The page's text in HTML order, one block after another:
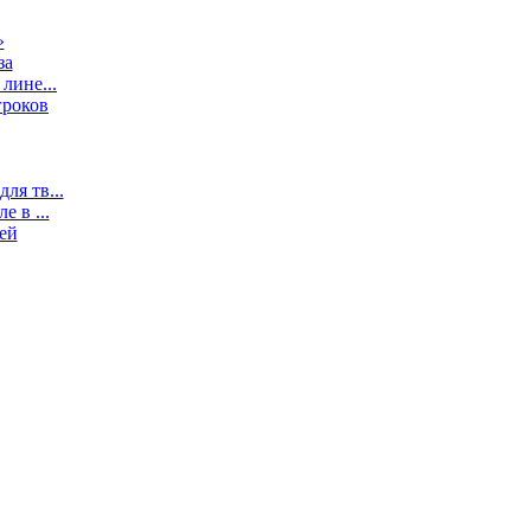
тв...
в ...